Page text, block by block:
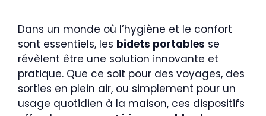
Dans un monde où l’hygiène et le confort
sont essentiels, les bidets portables se
révèlent être une solution innovante et
pratique. Que ce soit pour des voyages, des
sorties en plein air, ou simplement pour un
usage quotidien à la maison, ces dispositifs